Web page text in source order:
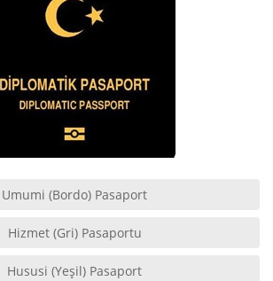
Umumi (Bordo) Pasaport
Hizmet (Gri) Pasaportu
Hususi (Yeşil) Pasaport